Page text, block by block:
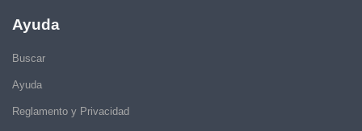
Ayuda
Buscar
Ayuda
Reglamento y Privacidad